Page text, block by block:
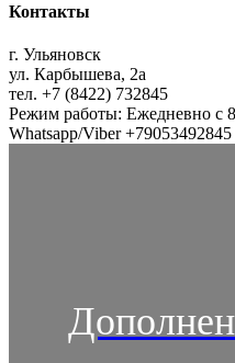
Контакты
г. Ульяновск
ул. Карбышева, 2а
тел. +7 (8422) 732845
Режим работы: Ежедневно с
Whatsapp/Viber +79053492845